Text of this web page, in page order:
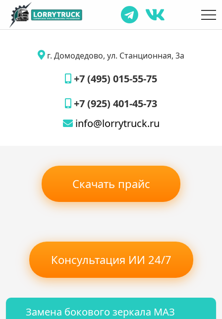
г. Домодедово, ул. Станционная, 3а
+7 (495) 015-55-75
+7 (925) 401-45-73
info@lorrytruck.ru
Скачать прайс
Консультация ИИ 24/7
Замена бокового зеркала МАЗ